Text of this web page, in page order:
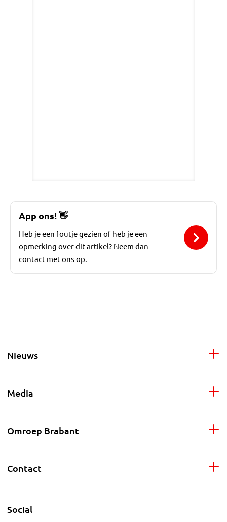
App ons!👋
Heb je een foutje gezien of heb je een
opmerking over dit artikel? Neem dan
contact met ons op.
Nieuws
Media
Omroep Brabant
Contact
Social